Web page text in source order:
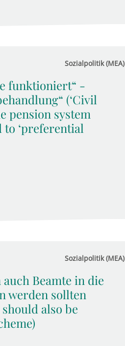
Sozialpolitik (MEA)
funktioniert“ -
(‘Civil
pension system
‘preferential
Sozialpolitik (MEA)
Beamte in die
werden sollten
also be